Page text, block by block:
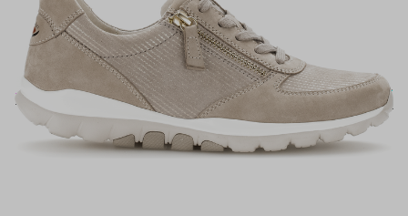
Schoenmode
Kerkhof